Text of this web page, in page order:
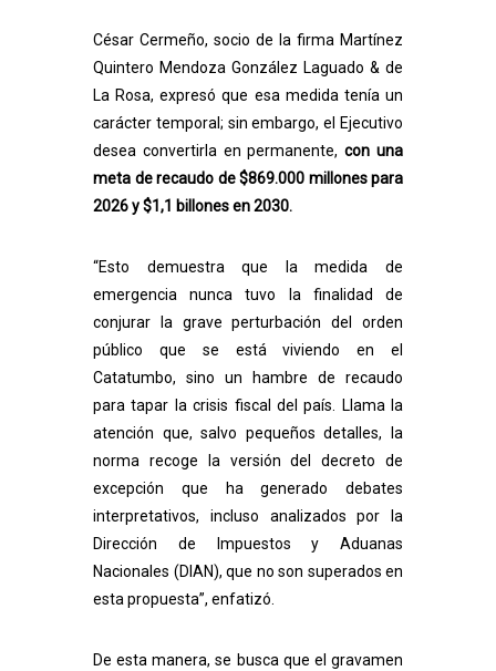
César Cermeño, socio de la firma Martínez
Quintero Mendoza González Laguado & de
La Rosa, expresó que esa medida tenía un
carácter temporal; sin embargo, el Ejecutivo
desea convertirla en permanente,con una
meta de recaudo de $869.000 millones para
2026 y $1,1 billones en 2030.
“Esto demuestra que la medida de
emergencia nunca tuvo la finalidad de
conjurar la grave perturbación del orden
público que se está viviendo en el
Catatumbo, sino un hambre de recaudo
para tapar la crisis fiscal del país. Llama la
atención que, salvo pequeños detalles, la
norma recoge la versión del decreto de
excepción que ha generado debates
interpretativos, incluso analizados por la
Dirección de Impuestos y Aduanas
Nacionales (DIAN), que no son superados en
esta propuesta”, enfatizó.
De esta manera, se busca que el gravamen